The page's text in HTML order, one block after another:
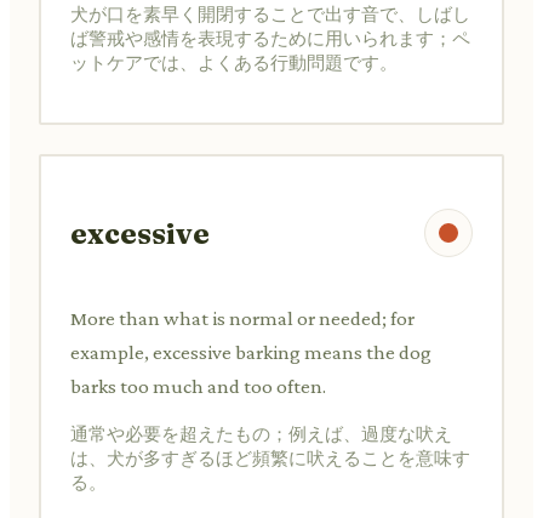
犬が口を素早く開閉することで出す音で、しばし
ば警戒や感情を表現するために用いられます；ペ
ットケアでは、よくある行動問題です。
excessive
More than what is normal or needed; for
example, excessive barking means the dog
barks too much and too often.
通常や必要を超えたもの；例えば、過度な吠え
は、犬が多すぎるほど頻繁に吠えることを意味す
る。